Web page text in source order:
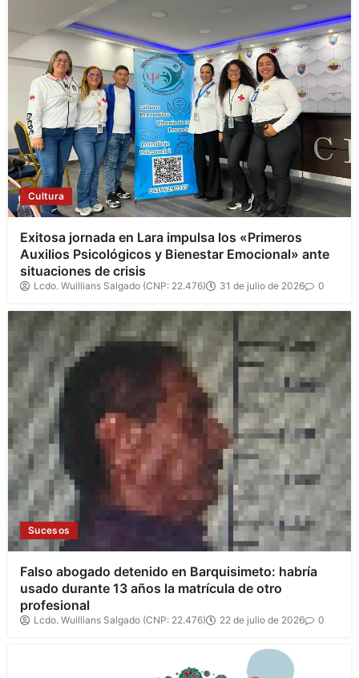
Cultura
Exitosa jornada en Lara impulsa los «Primeros
Auxilios Psicológicos y Bienestar Emocional» ante
situaciones de crisis
Lcdo. Wuillians Salgado (CNP: 22.476) 31 de julio de 2026 0
Sucesos
Falso abogado detenido en Barquisimeto: habría
usado durante 13 años la matrícula de otro
profesional
Lcdo. Wuillians Salgado (CNP: 22.476) 22 de julio de 2026 0